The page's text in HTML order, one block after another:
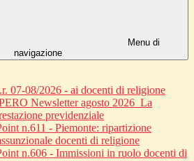
Menu di
navigazione
07-08/2026 - ai docenti di religione
Newsletter agosto 2026_La
previdenziale
n.611 - Piemonte: ripartizione
docenti di religione
n.606 - Immissioni in ruolo docenti di